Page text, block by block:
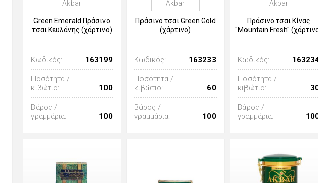
Akbar
Green Emerald Πράσινο
τσαι Κεϋλάνης (χάρτινο)
Κωδικός: 163199
Ποσότητα /
κιβώτιο:
100
Βάρος /
γραμμάρια:
100
Akbar
Πράσινο τσαι Green Gold
(χάρτινο)
Κωδικός: 163233
Ποσότητα /
κιβώτιο:
60
Βάρος /
γραμμάρια:
100
Akbar
Πράσινο τσαι Κίνας
"Mountain Fresh"
Κωδικός:
Ποσότητα /
κιβώτιο:
Βάρος /
γραμμάρια: